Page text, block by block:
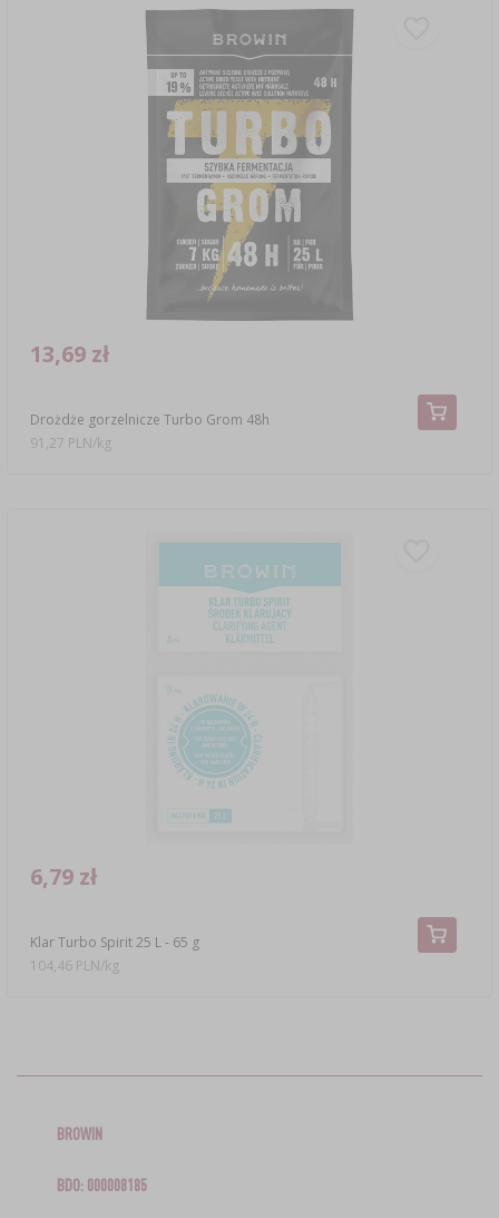
Drożdże gorzelnicze Turbo Grom 48h
13,69 zł
91,27 PLN/kg
Klar Turbo Spirit 25 L - 65 g
6,79 zł
104,46 PLN/kg
BROWIN
BDO: 000008185